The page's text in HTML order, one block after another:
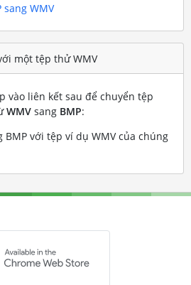
WMV
một tệp thử WMV
vào liên kết sau để chuyển tệp
WMVsang BMP:
BMP với tệp ví dụ WMV của chúng